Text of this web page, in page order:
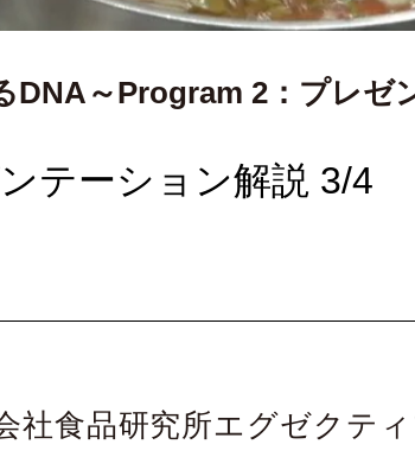
DNA～Program 2：プレゼ
テーション解説 3/4
社食品研究所エグゼクテ